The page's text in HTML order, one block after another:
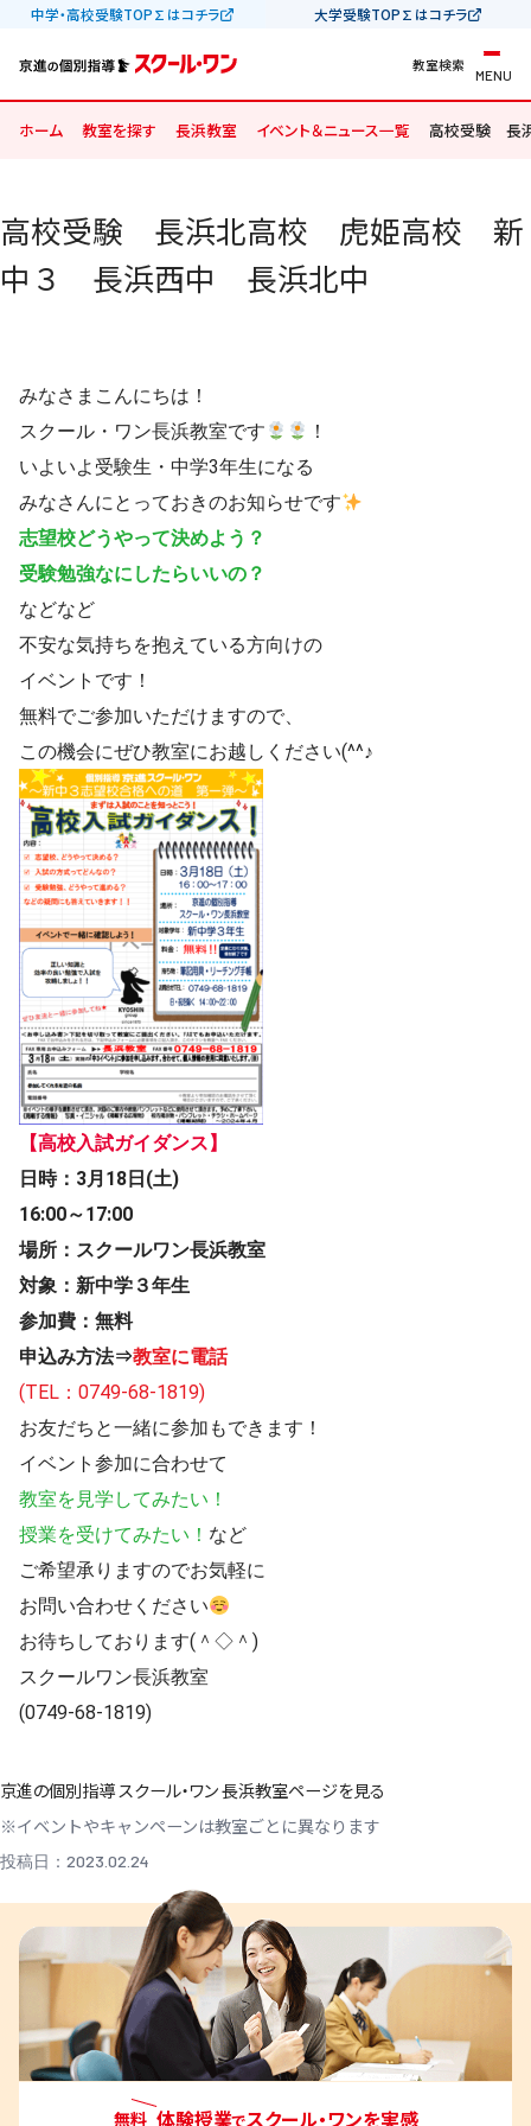
中学・高校受験TOP∑はコチラ 大学受験TOP∑はコチラ
教室検索
MENU
ホーム 教室を探す 長浜教室 イベント＆ニュース一覧 高校受験 長
高校受験 長浜北高校 虎姫高校 新
中３ 長浜西中 長浜北中
みなさまこんにちは！
スクール・ワン長浜教室です
！
いよいよ受験生・中学3年生になる
みなさんにとっておきのお知らせです
志望校どうやって決めよう？
受験勉強なにしたらいいの？
などなど
不安な気持ちを抱えている方向けの
イベントです！
無料でご参加いただけますので、
この機会にぜひ教室にお越しください(^^♪
【高校入試ガイダンス】
日時：3月18日(土)
16:00～17:00
場所：スクールワン長浜教室
対象：新中学３年生
参加費：無料
申込み方法⇒教室に電話
(TEL：0749-68-1819)
お友だちと一緒に参加もできます！
イベント参加に合わせて
教室を見学してみたい！
授業を受けてみたい！ など
ご希望承りますのでお気軽に
お問い合わせください
お待ちしております(＾◇＾)
スクールワン長浜教室
(0749-68-1819)
京進の個別指導 スクール・ワン 長浜教室ページを見る
※イベントやキャンペーンは教室ごとに異なります
投稿日：2023.02.24
無料 体験授業でスクール・ワンを実感